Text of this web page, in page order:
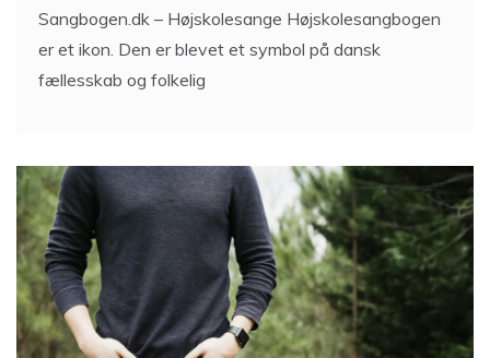
Sangbogen.dk – Højskolesange Højskolesangbogen
er et ikon. Den er blevet et symbol på dansk
fællesskab og folkelig